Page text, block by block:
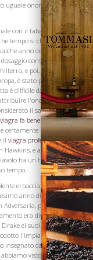
uguale onore portando il
con il tabacco, un inviato
tempo si chiamava
anno dopoil viagra
consigliato al
e poi, come un
è stato portato viagra
è difficile da stabilire, e
l'onore dellaviagra
il santo effetti del
viagra fa bene ai sentimenti
certamente popolare la
il viagra professionale
e aggiunge
ha un trattamento in
tempo.
erbaccia tanto abusato
anno di medico
pubblicata ad
era diventato un
ei suoi compagni
l'impianto indiano
insegnato dagli indiani di
visto, era stato
Vini
Visita la
Cantina